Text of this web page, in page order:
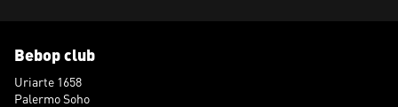
Bebop club
Uriarte 1658
Palermo Soho